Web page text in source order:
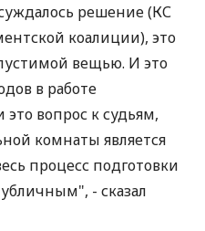
решение (КС
коалиции), это
вещью. И это
в работе
вопрос к судьям,
комнаты является
процесс подготовки
- сказал